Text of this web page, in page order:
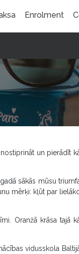
Enrolment
un pierādīt
sākās mūsu
mērķi: kļūt par
Oranžā krāsa tajā
vidusskola